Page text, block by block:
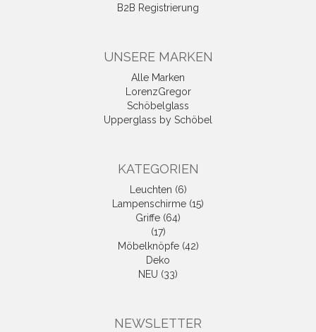
B2B Registrierung
UNSERE MARKEN
Alle Marken
LorenzGregor
Schöbelglass
Upperglass by Schöbel
KATEGORIEN
Leuchten (6)
Lampenschirme (15)
Griffe (64)
(17)
Möbelknöpfe (42)
Deko
NEU (33)
NEWSLETTER